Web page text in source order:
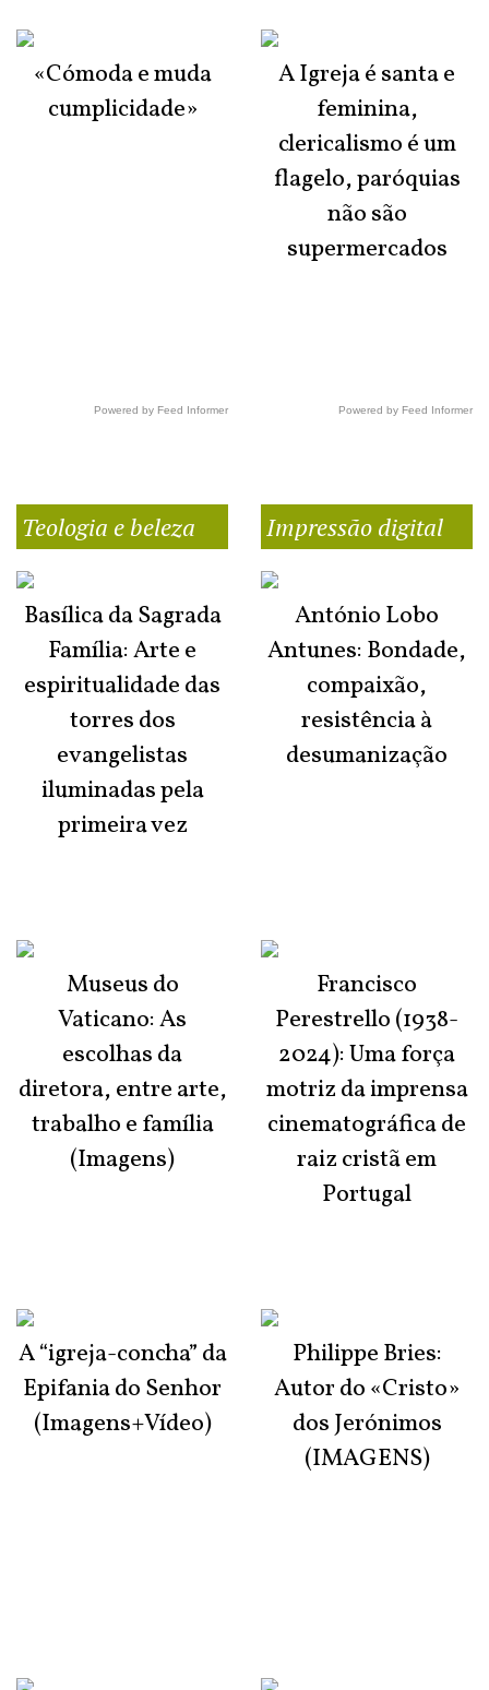
«Cómoda e muda
cumplicidade»
Powered by Feed Informer
A Igreja é santa e
feminina,
clericalismo é um
flagelo, paróquias
não são
supermercados
Powered by Feed Informer
Teologia e beleza
Basílica da Sagrada
Família: Arte e
espiritualidade das
torres dos
evangelistas
iluminadas pela
primeira vez
Museus do
Vaticano: As
escolhas da
diretora, entre arte,
trabalho e família
(Imagens)
A “igreja-concha” da
Epifania do Senhor
(Imagens+Vídeo)
Impressão digital
António Lobo
Antunes: Bondade,
compaixão,
resistência à
desumanização
Francisco
Perestrello (1938-
2024): Uma força
motriz da imprensa
cinematográfica de
raiz cristã em
Portugal
Philippe Bries:
Autor do «Cristo»
dos Jerónimos
(IMAGENS)